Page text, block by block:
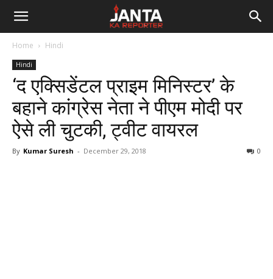
Janta
Reporter
Home Hindi
Hindi
‘द एक्सिडेंटल प्राइम मिनिस्टर’ के
बहाने कांग्रेस नेता ने पीएम मोदी पर
ऐसे ली चुटकी, ट्वीट वायरल
By Kumar Suresh - December 29, 2018 0